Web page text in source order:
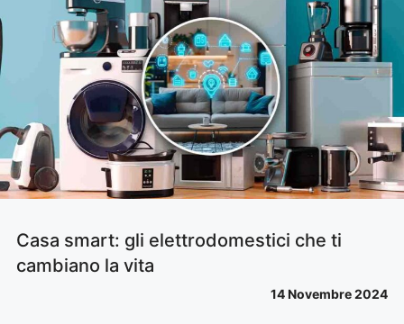
Casa smart: gli elettrodomestici che ti
cambiano la vita
14 Novembre 2024